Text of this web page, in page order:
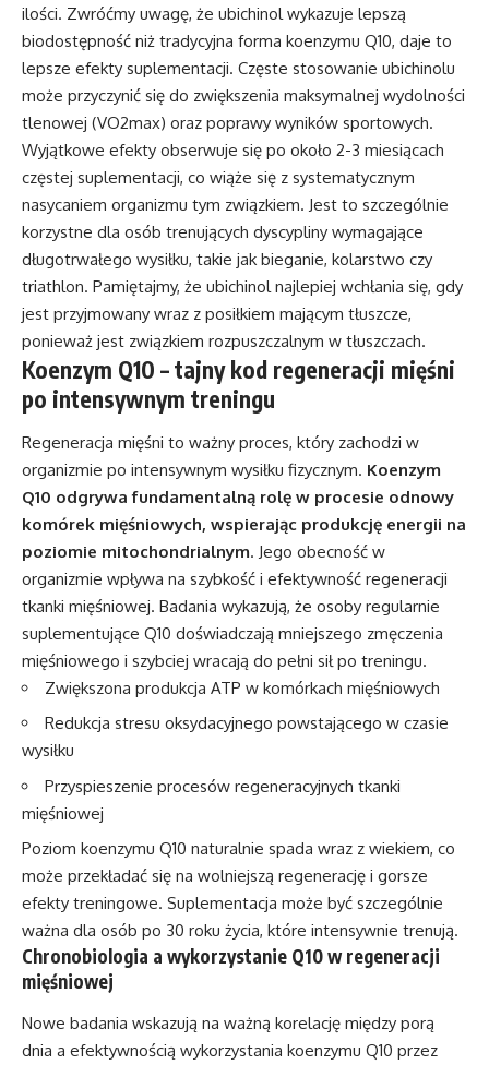
ilości. Zwróćmy uwagę, że ubichinol wykazuje lepszą
biodostępność niż tradycyjna forma koenzymu Q10, daje to
lepsze efekty suplementacji. Częste stosowanie ubichinolu
może przyczynić się do zwiększenia maksymalnej wydolności
tlenowej (VO2max) oraz poprawy wyników sportowych.
Wyjątkowe efekty obserwuje się po około 2-3 miesiącach
częstej suplementacji, co wiąże się z systematycznym
nasycaniem organizmu tym związkiem. Jest to szczególnie
korzystne dla osób trenujących dyscypliny wymagające
długotrwałego wysiłku, takie jak bieganie, kolarstwo czy
triathlon. Pamiętajmy, że ubichinol najlepiej wchłania się, gdy
jest przyjmowany wraz z posiłkiem mającym tłuszcze,
ponieważ jest związkiem rozpuszczalnym w tłuszczach.
Koenzym Q10 – tajny kod regeneracji mięśni
po intensywnym treningu
Regeneracja mięśni to ważny proces, który zachodzi w
organizmie po intensywnym wysiłku fizycznym. Koenzym
Q10 odgrywa fundamentalną rolę w procesie odnowy
komórek mięśniowych, wspierając produkcję energii na
poziomie mitochondrialnym. Jego obecność w
organizmie wpływa na szybkość i efektywność regeneracji
tkanki mięśniowej. Badania wykazują, że osoby regularnie
suplementujące Q10 doświadczają mniejszego zmęczenia
mięśniowego i szybciej wracają do pełni sił po treningu.
Zwiększona produkcja ATP w komórkach mięśniowych
Redukcja stresu oksydacyjnego powstającego w czasie
wysiłku
Przyspieszenie procesów regeneracyjnych tkanki
mięśniowej
Poziom koenzymu Q10 naturalnie spada wraz z wiekiem, co
może przekładać się na wolniejszą regenerację i gorsze
efekty treningowe. Suplementacja może być szczególnie
ważna dla osób po 30 roku życia, które intensywnie trenują.
Chronobiologia a wykorzystanie Q10 w regeneracji
mięśniowej
Nowe badania wskazują na ważną korelację między porą
dnia a efektywnością wykorzystania koenzymu Q10 przez